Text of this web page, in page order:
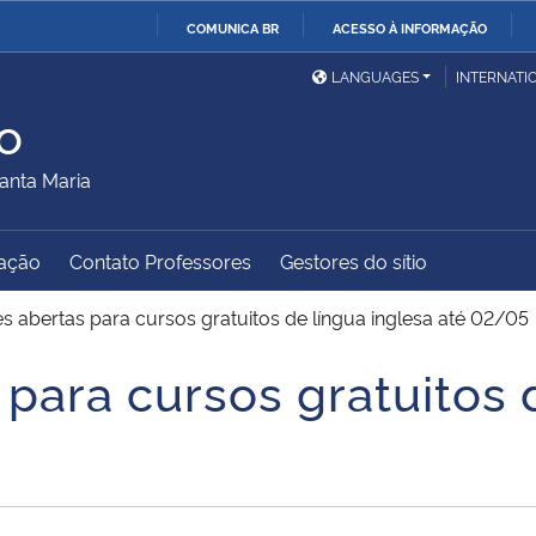
COMUNICA BR ACESSO À INFORMAÇÃO
Ministério da Defesa
Ministério das Relações
Exteriores
Ministério do
Desenvolvimento Regional
Controladoria-Geral da
União
Advocacia-Geral da União Banco Central do Brasil
LANGUAGES
Maria
Contato Professores Gestores do sítio
abertas para cursos gratuitos de língua inglesa até 02/05
cursos gratuitos